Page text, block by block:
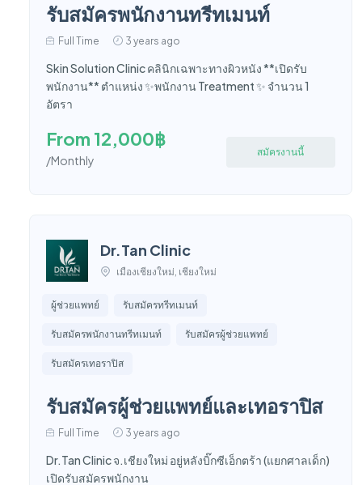
รับสมัครพนักงานทรีทเมนท์
Full Time 3 years ago
Skin Solution Clinic คลินิกเฉพาะทางผิวหนัง **เปิดรับ
พนักงาน** ตำแหน่ง ✨พนักงาน Treatment ✨ จำนวน 1
อัตรา
From 12,000฿
/Monthly
สมัครงานนี้
Dr.Tan Clinic
เมืองเชียงใหม่, เชียงใหม่
ผู้ช่วยแพทย์ รับสมัครทรีทเมนท์
รับสมัครพนักงานทรีทเมนท์ รับสมัครผู้ช่วยแพทย์
รับสมัครเทอราปิส
รับสมัครผู้ช่วยแพทย์และเทอราปิส
Full Time 3 years ago
Dr.Tan Clinic จ.เชียงใหม่ อยู่หลังบิ๊กซีเอ็กตร้า (แยกศาลเด็ก)
เปิดรับสมัครพนักงาน